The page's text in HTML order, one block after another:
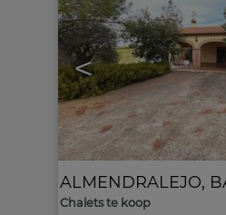
<
ALMENDRALEJO,
Chalets te koop